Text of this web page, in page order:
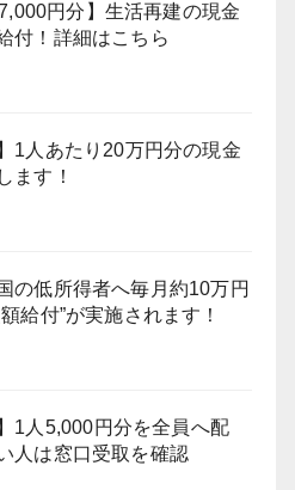
円分】生活再建の現金
付！詳細はこちら
1人あたり20万円分の現金
ます！
の低所得者へ毎月約10万円
給付”が実施されます！
1人5,000円分を全員へ配
人は窓口受取を確認